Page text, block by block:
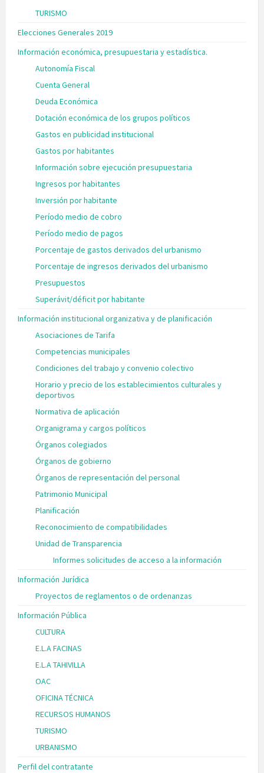
TURISMO
Elecciones Generales 2019
Información económica, presupuestaria y estadística.
Autonomía Fiscal
Cuenta General
Deuda Económica
Dotación económica de los grupos políticos
Gastos en publicidad institucional
Gastos por habitantes
Información sobre ejecución presupuestaria
Ingresos por habitantes
Inversión por habitante
Período medio de cobro
Período medio de pagos
Porcentaje de gastos derivados del urbanismo
Porcentaje de ingresos derivados del urbanismo
Presupuestos
Superávit/déficit por habitante
Información institucional organizativa y de planificación
Asociaciones de Tarifa
Competencias municipales
Condiciones del trabajo y convenio colectivo
Horario y precio de los establecimientos culturales y
deportivos
Normativa de aplicación
Organigrama y cargos políticos
Órganos colegiados
Órganos de gobierno
Órganos de representación del personal
Patrimonio Municipal
Planificación
Reconocimiento de compatibilidades
Unidad de Transparencia
Informes solicitudes de acceso a la información
Información Jurídica
Proyectos de reglamentos o de ordenanzas
Información Pública
CULTURA
E.L.A FACINAS
E.L.A TAHIVILLA
OAC
OFICINA TÉCNICA
RECURSOS HUMANOS
TURISMO
URBANISMO
Perfil del contratante